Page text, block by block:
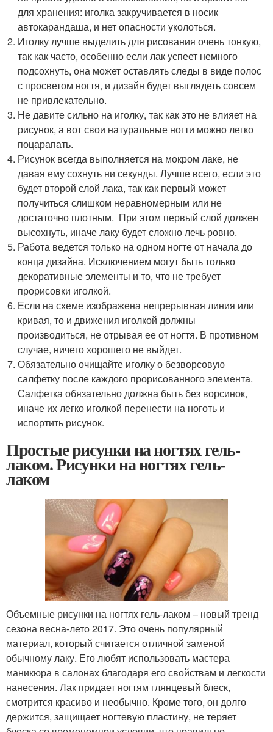
для хранения: иголка закручивается в носик
автокарандаша, и нет опасности уколоться.
Иголку лучше выделить для рисования очень тонкую,
так как часто, особенно если лак успеет немного
подсохнуть, она может оставлять следы в виде полос
с просветом ногтя, и дизайн будет выглядеть совсем
не привлекательно.
Не давите сильно на иголку, так как это не влияет на
рисунок, а вот свои натуральные ногти можно легко
поцарапать.
Рисунок всегда выполняется на мокром лаке, не
давая ему сохнуть ни секунды. Лучше всего, если это
будет второй слой лака, так как первый может
получиться слишком неравномерным или не
достаточно плотным. При этом первый слой должен
высохнуть, иначе лаку будет сложно лечь ровно.
Работа ведется только на одном ногте от начала до
конца дизайна. Исключением могут быть только
декоративные элементы и то, что не требует
прорисовки иголкой.
Если на схеме изображена непрерывная линия или
кривая, то и движения иголкой должны
производиться, не отрывая ее от ногтя. В противном
случае, ничего хорошего не выйдет.
Обязательно очищайте иголку о безворсовую
салфетку после каждого прорисованного элемента.
Салфетка обязательно должна быть без ворсинок,
иначе их легко иголкой перенести на ноготь и
испортить рисунок.
Простые рисунки на ногтях гель-
лаком. Рисунки на ногтях гель-
лаком
Объемные рисунки на ногтях гель-лаком – новый тренд
сезона весна-лето 2017. Это очень популярный
материал, который считается отличной заменой
обычному лаку. Его любят использовать мастера
маникюра в салонах благодаря его свойствам и легкости
нанесения. Лак придает ногтям глянцевый блеск,
смотрится красиво и необычно. Кроме того, он долго
держится, защищает ногтевую пластину, не теряет